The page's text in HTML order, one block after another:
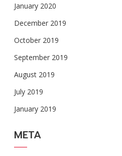
January 2020
December 2019
October 2019
September 2019
August 2019
July 2019
January 2019
META